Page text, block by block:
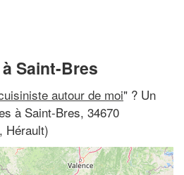
Saint-Bres
autour de moi" ? Un
à Saint-Bres, 34670
Hérault)